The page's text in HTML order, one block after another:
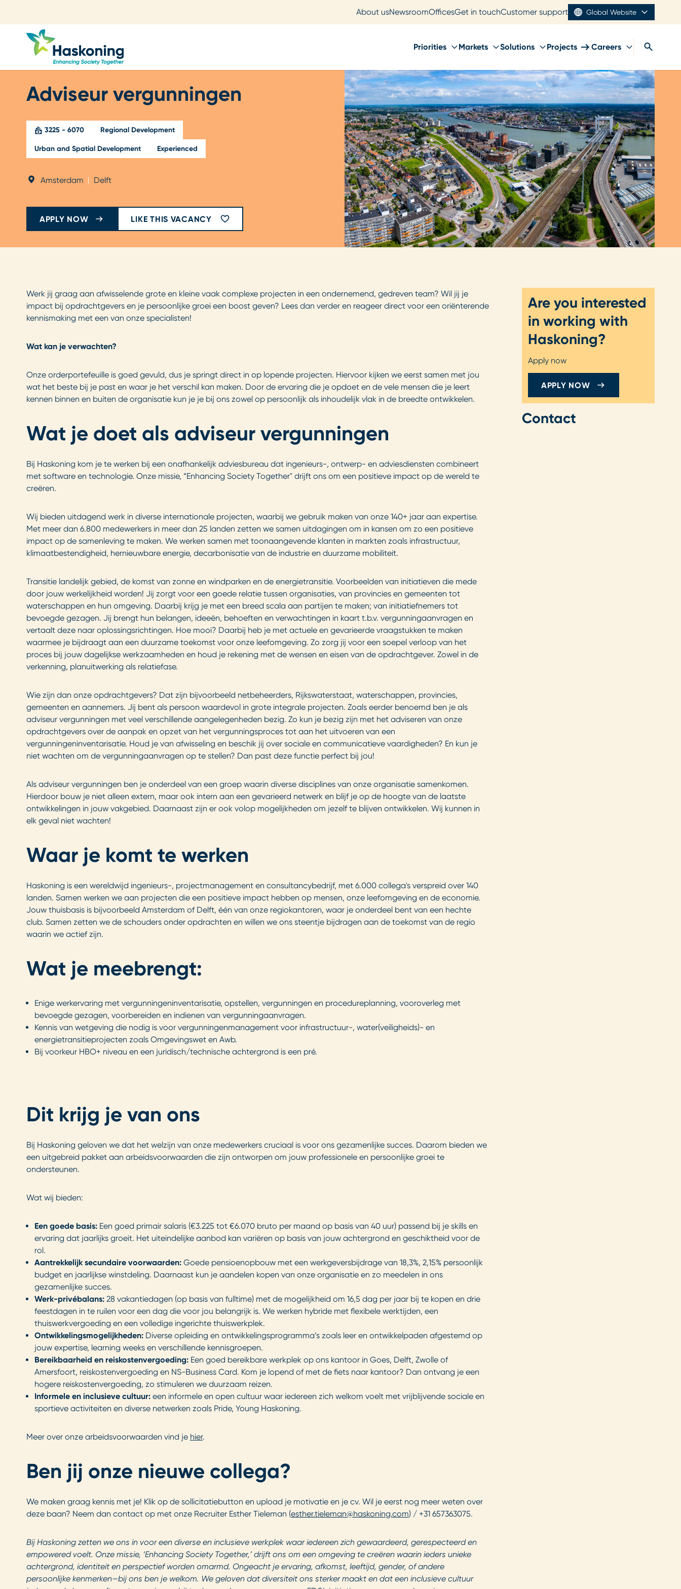
About usNewsroomOfficesGet in touchCustomer support Global Website
Priorities Markets Solutions Projects Careers
Adviseur vergunningen
3225 - 6070 Regional Development
Urban and Spatial Development Experienced
Amsterdam | Delft
APPLY NOW LIKE THIS VACANCY
Werk jij graag aan afwisselende grote en kleine vaak complexe projecten in een ondernemend, gedreven team? Wil jij je
impact bij opdrachtgevers en je persoonlijke groei een boost geven? Lees dan verder en reageer direct voor een oriënterende
kennismaking met een van onze specialisten!
Wat kan je verwachten?
Onze orderportefeuille is goed gevuld, dus je springt direct in op lopende projecten. Hiervoor kijken we eerst samen met jou
wat het beste bij je past en waar je het verschil kan maken. Door de ervaring die je opdoet en de vele mensen die je leert
kennen binnen en buiten de organisatie kun je je bij ons zowel op persoonlijk als inhoudelijk vlak in de breedte ontwikkelen.
Wat je doet als adviseur vergunningen
Bij Haskoning kom je te werken bij een onafhankelijk adviesbureau dat ingenieurs-, ontwerp- en adviesdiensten combineert
met software en technologie. Onze missie, “Enhancing Society Together" drijft ons om een positieve impact op de wereld te
creëren.
Wij bieden uitdagend werk in diverse internationale projecten, waarbij we gebruik maken van onze 140+ jaar aan expertise.
Met meer dan 6.800 medewerkers in meer dan 25 landen zetten we samen uitdagingen om in kansen om zo een positieve
impact op de samenleving te maken. We werken samen met toonaangevende klanten in markten zoals infrastructuur,
klimaatbestendigheid, hernieuwbare energie, decarbonisatie van de industrie en duurzame mobiliteit.
Transitie landelijk gebied, de komst van zonne en windparken en de energietransitie. Voorbeelden van initiatieven die mede
door jouw werkelijkheid worden! Jij zorgt voor een goede relatie tussen organisaties, van provincies en gemeenten tot
waterschappen en hun omgeving. Daarbij krijg je met een breed scala aan partijen te maken; van initiatiefnemers tot
bevoegde gezagen. Jij brengt hun belangen, ideeën, behoeften en verwachtingen in kaart t.b.v. vergunningaanvragen en
vertaalt deze naar oplossingsrichtingen. Hoe mooi? Daarbij heb je met actuele en gevarieerde vraagstukken te maken
waarmee je bijdraagt aan een duurzame toekomst voor onze leefomgeving. Zo zorg jij voor een soepel verloop van het
proces bij jouw dagelijkse werkzaamheden en houd je rekening met de wensen en eisen van de opdrachtgever. Zowel in de
verkenning, planuitwerking als relatiefase.
Wie zijn dan onze opdrachtgevers? Dat zijn bijvoorbeeld netbeheerders, Rijkswaterstaat, waterschappen, provincies,
gemeenten en aannemers. Jij bent als persoon waardevol in grote integrale projecten. Zoals eerder benoemd ben je als
adviseur vergunningen met veel verschillende aangelegenheden bezig. Zo kun je bezig zijn met het adviseren van onze
opdrachtgevers over de aanpak en opzet van het vergunningsproces tot aan het uitvoeren van een
vergunningeninventarisatie. Houd je van afwisseling en beschik jij over sociale en communicatieve vaardigheden? En kun je
niet wachten om de vergunningaanvragen op te stellen? Dan past deze functie perfect bij jou!
Als adviseur vergunningen ben je onderdeel van een groep waarin diverse disciplines van onze organisatie samenkomen.
Hierdoor bouw je niet alleen extern, maar ook intern aan een gevarieerd netwerk en blijf je op de hoogte van de laatste
ontwikkelingen in jouw vakgebied. Daarnaast zijn er ook volop mogelijkheden om jezelf te blijven ontwikkelen. Wij kunnen in
elk geval niet wachten!
Waar je komt te werken
Haskoning is een wereldwijd ingenieurs-, projectmanagement en consultancybedrijf, met 6.000 collega's verspreid over 140
landen. Samen werken we aan projecten die een positieve impact hebben op mensen, onze leefomgeving en de economie.
Jouw thuisbasis is bijvoorbeeld Amsterdam of Delft, één van onze regiokantoren, waar je onderdeel bent van een hechte
club. Samen zetten we de schouders onder opdrachten en willen we ons steentje bijdragen aan de toekomst van de regio
waarin we actief zijn.
Wat je meebrengt:
Enige werkervaring met vergunningeninventarisatie, opstellen, vergunningen en procedureplanning, vooroverleg met
bevoegde gezagen, voorbereiden en indienen van vergunningaanvragen.
Kennis van wetgeving die nodig is voor vergunningenmanagement voor infrastructuur-, water(veiligheids)- en
energietransitieprojecten zoals Omgevingswet en Awb.
Bij voorkeur HBO+ niveau en een juridisch/technische achtergrond is een pré.
Dit krijg je van ons
Bij Haskoning geloven we dat het welzijn van onze medewerkers cruciaal is voor ons gezamenlijke succes. Daarom bieden we
een uitgebreid pakket aan arbeidsvoorwaarden die zijn ontworpen om jouw professionele en persoonlijke groei te
ondersteunen.
Wat wij bieden:
Een goede basis: Een goed primair salaris (€3.225 tot €6.070 bruto per maand op basis van 40 uur) passend bij je skills en
ervaring dat jaarlijks groeit. Het uiteindelijke aanbod kan variëren op basis van jouw achtergrond en geschiktheid voor de
rol.
Aantrekkelijk secundaire voorwaarden: Goede pensioenopbouw met een werkgeversbijdrage van 18,3%, 2,15% persoonlijk
budget en jaarlijkse winstdeling. Daarnaast kun je aandelen kopen van onze organisatie en zo meedelen in ons
gezamenlijke succes.
Werk-privébalans: 28 vakantiedagen (op basis van fulltime) met de mogelijkheid om 16,5 dag per jaar bij te kopen en drie
feestdagen in te ruilen voor een dag die voor jou belangrijk is. We werken hybride met flexibele werktijden, een
thuiswerkvergoeding en een volledige ingerichte thuiswerkplek.
Ontwikkelingsmogelijkheden: Diverse opleiding en ontwikkelingsprogramma’s zoals leer en ontwikkelpaden afgestemd op
jouw expertise, learning weeks en verschillende kennisgroepen.
Bereikbaarheid en reiskostenvergoeding: Een goed bereikbare werkplek op ons kantoor in Goes, Delft, Zwolle of
Amersfoort, reiskostenvergoeding en NS-Business Card. Kom je lopend of met de fiets naar kantoor? Dan ontvang je een
hogere reiskostenvergoeding, zo stimuleren we duurzaam reizen.
Informele en inclusieve cultuur: een informele en open cultuur waar iedereen zich welkom voelt met vrijblijvende sociale en
sportieve activiteiten en diverse netwerken zoals Pride, Young Haskoning.
Meer over onze arbeidsvoorwaarden vind je hier.
Ben jij onze nieuwe collega?
We maken graag kennis met je! Klik op de sollicitatiebutton en upload je motivatie en je cv. Wil je eerst nog meer weten over
deze baan? Neem dan contact op met onze Recruiter Esther Tieleman (esther.tieleman@haskoning.com) / +31 657363075.
Bij Haskoning zetten we ons in voor een diverse en inclusieve werkplek waar iedereen zich gewaardeerd, gerespecteerd en
empowered voelt. Onze missie, ‘Enhancing Society Together,’ drijft ons om een omgeving te creëren waarin ieders unieke
achtergrond, identiteit en perspectief worden omarmd. Ongeacht je ervaring, afkomst, leeftijd, gender, of andere
persoonlijke kenmerken—bij ons ben je welkom. We geloven dat diversiteit ons sterker maakt en dat een inclusieve cultuur
Are you interested
in working with
Haskoning?
Apply now
APPLY NOW
Contact